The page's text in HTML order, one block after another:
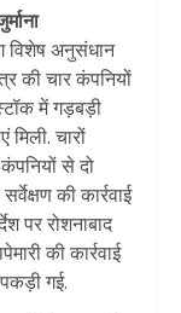
विशेष अनुसंधान
की चार कंपनियों
में गड़बड़ी
चारों
से दो
की कार्रवाई
पर रोशनाबाद
की कार्रवाई
गई.